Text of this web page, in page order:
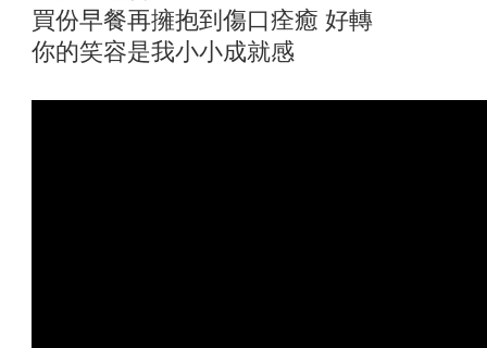
買份早餐再擁抱到傷口痊癒 好轉
你的笑容是我小小成就感